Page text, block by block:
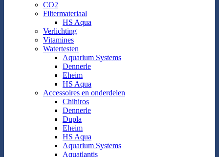
CO2
Filtermateriaal
HS Aqua
Verlichting
Vitamines
Watertesten
Aquarium Systems
Dennerle
Eheim
HS Aqua
Accessoires en onderdelen
Chihiros
Dennerle
Dupla
Eheim
HS Aqua
Aquarium Systems
Aquatlantis